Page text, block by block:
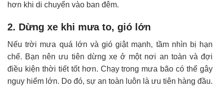
hơn khi di chuyển vào ban đêm.
2. Dừng xe khi mưa to, gió lớn
Nếu trời mưa quá lớn và gió giật mạnh, tầm nhìn bị hạn
chế. Bạn nên ưu tiên dừng xe ở một nơi an toàn và đợi
điều kiện thời tiết tốt hơn. Chạy trong mưa bão có thể gây
nguy hiểm lớn. Do đó, sự an toàn luôn là ưu tiên hàng đầu.